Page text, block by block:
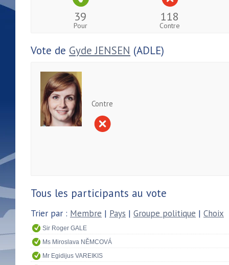
39
Pour
118
Contre
Vote de Gyde JENSEN (ADLE)
Contre
Tous les participants au vote
Trier par : Membre | Pays | Groupe politique | Choix
Sir Roger GALE
Ms Miroslava NĚMCOVÁ
Mr Egidijus VAREIKIS